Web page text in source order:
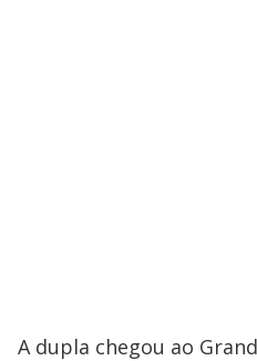
A dupla chegou ao